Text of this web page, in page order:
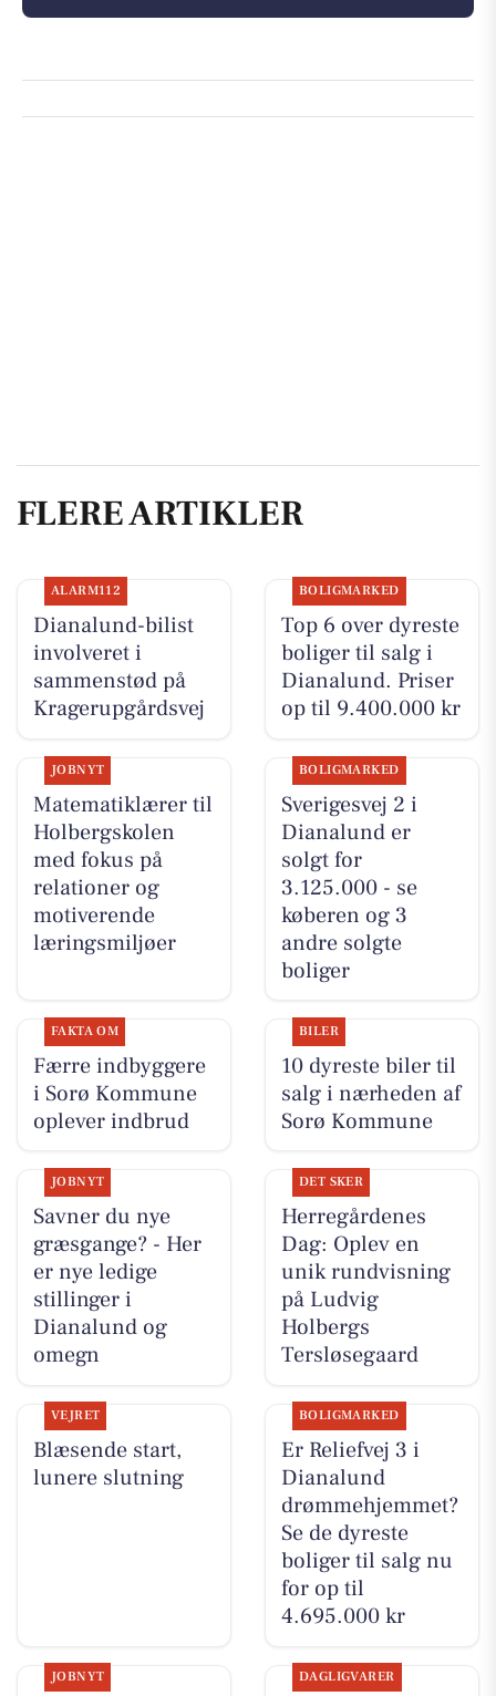
FLERE ARTIKLER
ALARM112
Dianalund-bilist
involveret i
sammenstød på
Kragerupgårdsvej
BOLIGMARKED
Top 6 over dyreste
boliger til salg i
Dianalund. Priser
op til 9.400.000 kr
JOBNYT
Matematiklærer til
Holbergskolen
med fokus på
relationer og
motiverende
læringsmiljøer
BOLIGMARKED
Sverigesvej 2 i
Dianalund er
solgt for
3.125.000 - se
køberen og 3
andre solgte
boliger
FAKTA OM
Færre indbyggere
i Sorø Kommune
oplever indbrud
BILER
10 dyreste biler til
salg i nærheden af
Sorø Kommune
JOBNYT
Savner du nye
græsgange? - Her
er nye ledige
stillinger i
Dianalund og
omegn
DET SKER
Herregårdenes
Dag: Oplev en
unik rundvisning
på Ludvig
Holbergs
Tersløsegaard
VEJRET
Blæsende start,
lunere slutning
BOLIGMARKED
Er Reliefvej 3 i
Dianalund
drømmehjemmet?
Se de dyreste
boliger til salg nu
for op til
4.695.000 kr
JOBNYT DAGLIGVARER